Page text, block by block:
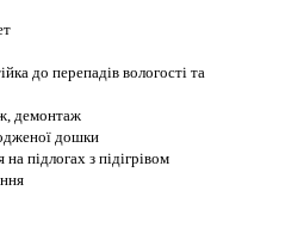
до перепадів вологості та
демонтаж
дошки
підлогах з підігрівом